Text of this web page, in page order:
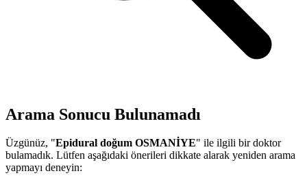
Arama Sonucu Bulunamadı
Üzgünüz, "Epidural doğum OSMANİYE" ile ilgili bir doktor
bulamadık. Lütfen aşağıdaki önerileri dikkate alarak yeniden arama
yapmayı deneyin: